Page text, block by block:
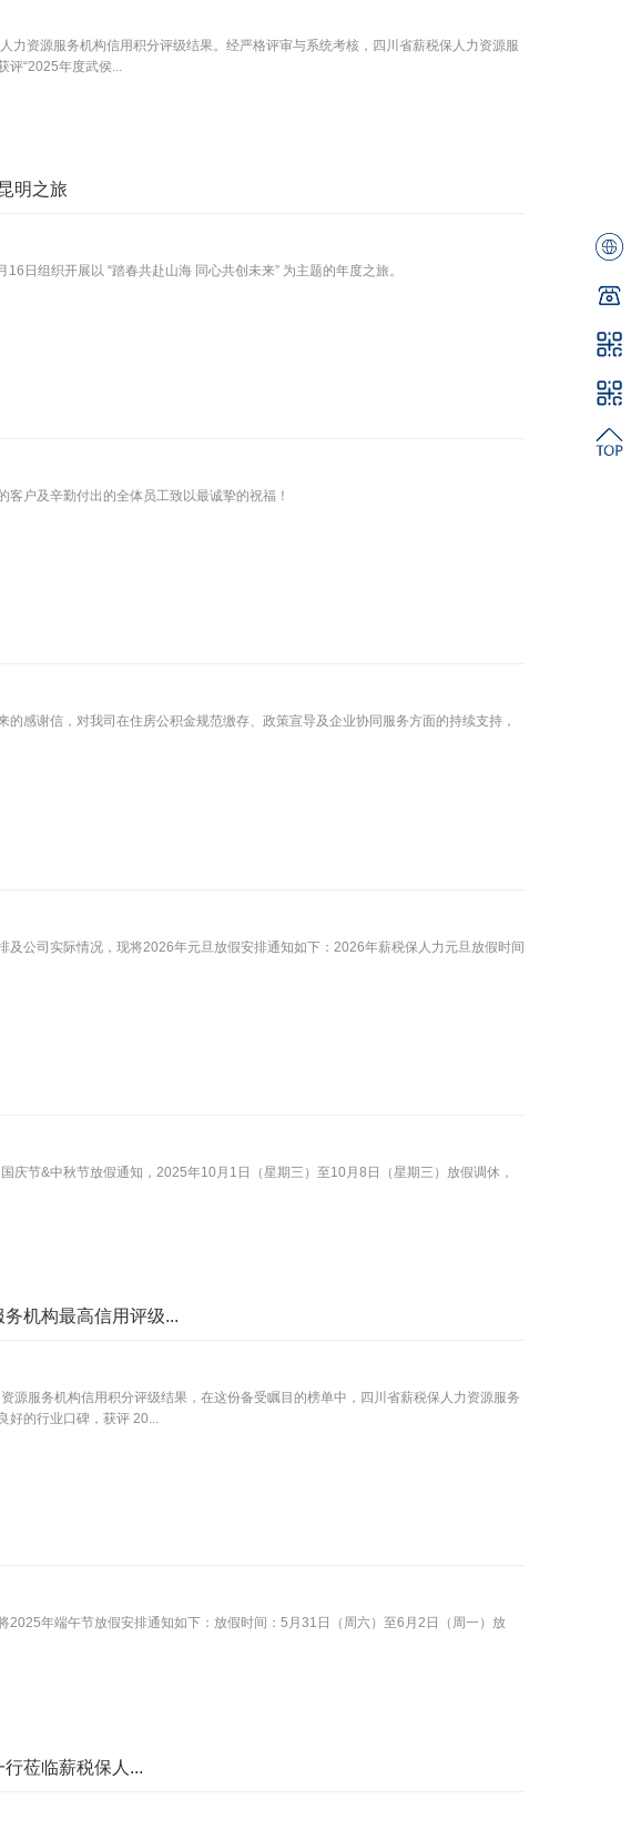
资源服务机构信用积分评级结果。经严格评审与系统考核，四川省薪税保人力资源服
“2025年度武侯...
明之旅
日组织开展以 “踏春共赴山海 同心共创未来” 为主题的年度之旅。
户及辛勤付出的全体员工致以最诚挚的祝福！
感谢信，对我司在住房公积金规范缴存、政策宣导及企业协同服务方面的持续支持，
公司实际情况，现将2026年元旦放假安排通知如下：2026年薪税保人力元旦放假时间
节&中秋节放假通知，2025年10月1日（星期三）至10月8日（星期三）放假调休，
机构最高信用评级...
服务机构信用积分评级结果，在这份备受瞩目的榜单中，四川省薪税保人力资源服务
好的行业口碑，获评 20...
年端午节放假安排通知如下：放假时间：5月31日（周六）至6月2日（周一）放
莅临薪税保人...